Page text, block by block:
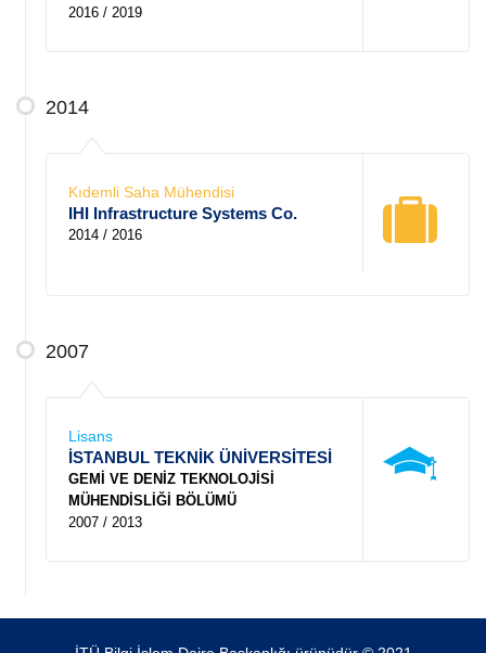
2016 / 2019
2014
Kıdemli Saha Mühendisi
IHI Infrastructure Systems Co.
2014 / 2016
2007
Lisans
İSTANBUL TEKNİK ÜNİVERSİTESİ
GEMİ VE DENİZ TEKNOLOJİSİ
MÜHENDİSLİĞİ BÖLÜMÜ
2007 / 2013